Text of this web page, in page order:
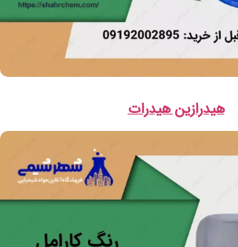
هیدرازین هیدرات